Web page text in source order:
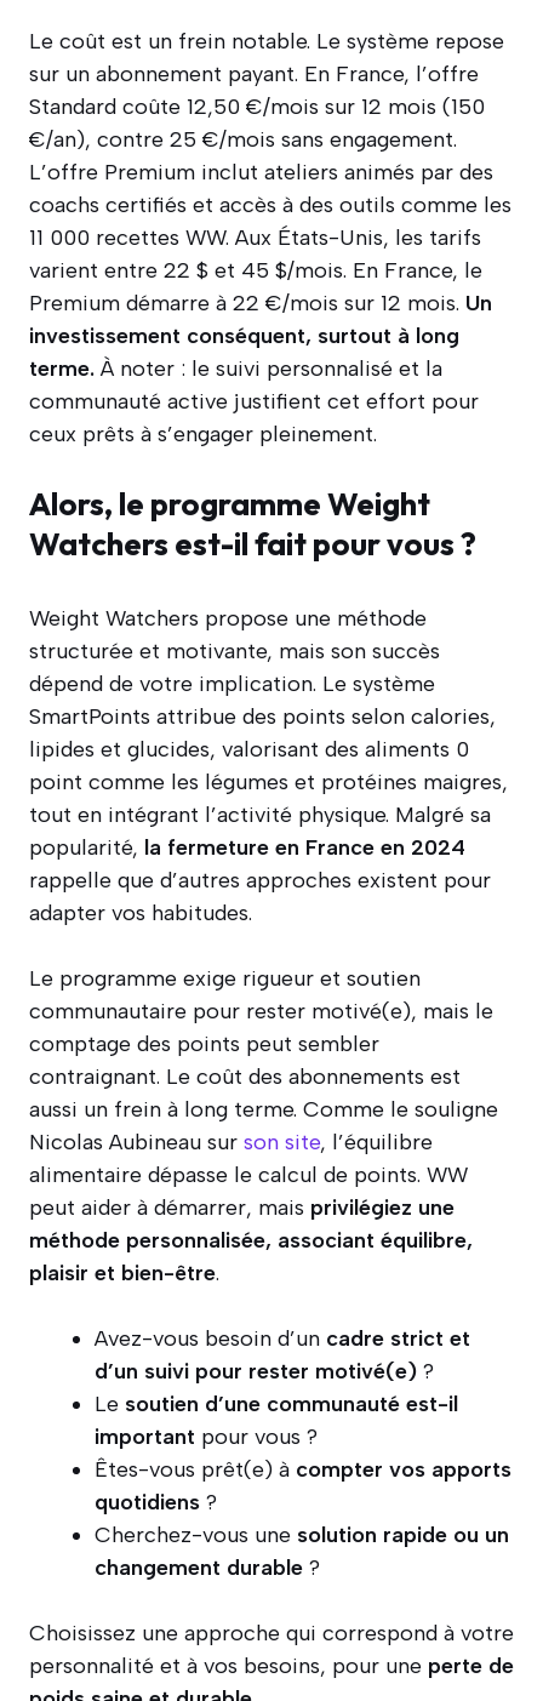
Le coût est un frein notable. Le système repose
sur un abonnement payant. En France, l’offre
Standard coûte 12,50 €/mois sur 12 mois (150
€/an), contre 25 €/mois sans engagement.
L’offre Premium inclut ateliers animés par des
coachs certifiés et accès à des outils comme les
11 000 recettes WW. Aux États-Unis, les tarifs
varient entre 22 $ et 45 $/mois. En France, le
Premium démarre à 22 €/mois sur 12 mois. Un
investissement conséquent, surtout à long
terme. À noter : le suivi personnalisé et la
communauté active justifient cet effort pour
ceux prêts à s’engager pleinement.
Alors, le programme Weight
Watchers est-il fait pour vous ?
Weight Watchers propose une méthode
structurée et motivante, mais son succès
dépend de votre implication. Le système
SmartPoints attribue des points selon calories,
lipides et glucides, valorisant des aliments 0
point comme les légumes et protéines maigres,
tout en intégrant l’activité physique. Malgré sa
popularité, la fermeture en France en 2024
rappelle que d’autres approches existent pour
adapter vos habitudes.
Le programme exige rigueur et soutien
communautaire pour rester motivé(e), mais le
comptage des points peut sembler
contraignant. Le coût des abonnements est
aussi un frein à long terme. Comme le souligne
Nicolas Aubineau sur son site, l’équilibre
alimentaire dépasse le calcul de points. WW
peut aider à démarrer, mais privilégiez une
méthode personnalisée, associant équilibre,
plaisir et bien-être.
Avez-vous besoin d’un cadre strict et
d’un suivi pour rester motivé(e) ?
Le soutien d’une communauté est-il
important pour vous ?
Êtes-vous prêt(e) à compter vos apports
quotidiens ?
Cherchez-vous une solution rapide ou un
changement durable ?
Choisissez une approche qui correspond à votre
personnalité et à vos besoins, pour une perte de